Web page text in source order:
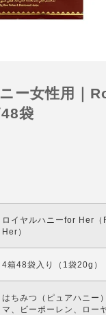
ー女性用｜
袋
ロイヤルハニーfor Her
Her）
4箱48袋入り（1袋20g）
はちみつ（ピュアハニー
マ、ビーポーレン、ロー